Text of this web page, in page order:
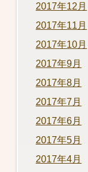
2017年12月
2017年11月
2017年10月
2017年9月
2017年8月
2017年7月
2017年6月
2017年5月
2017年4月